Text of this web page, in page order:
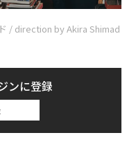
/ direction by Akira Shimad
ンに登録